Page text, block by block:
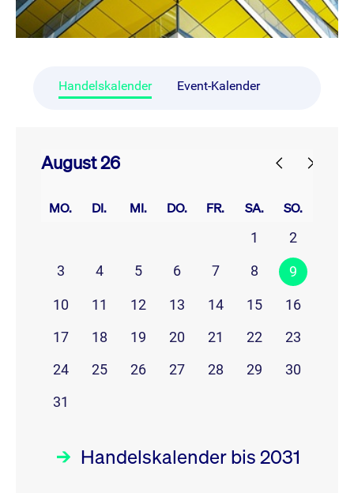
Handelskalender Event-Kalender
August 26
MO. DI. MI. DO. FR. SA. SO.
1
2
3
4 5 6 7 8 9
10 11 12 13 14 15
16
17
18 19 20 21 22
23
24
25 26 27 28 29
30
31
Handelskalender bis 2031